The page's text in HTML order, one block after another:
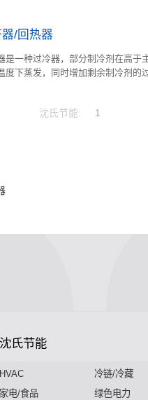
/回热器
是一种过冷器，部分制冷剂在高于
度下蒸发，同时增加剩余制冷剂的
沈氏节能: 1
沈氏节能
HVAC
冷链/冷藏
家电/食品
绿色电力